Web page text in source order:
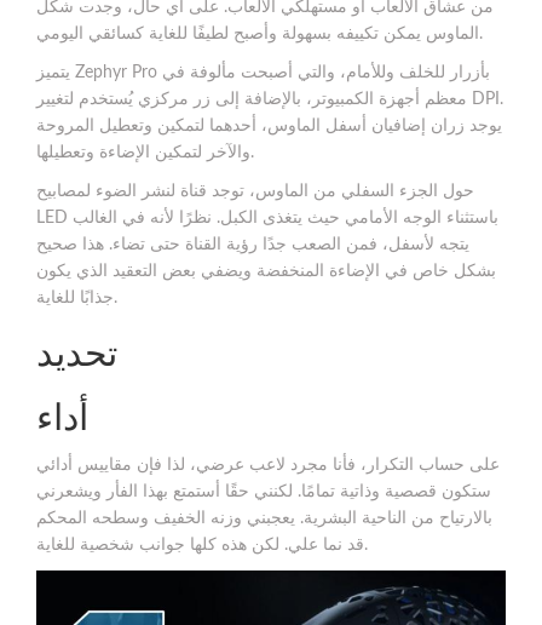
من عشاق الألعاب أو مستهلكي الألعاب. على أي حال، وجدت شكل
الماوس يمكن تكييفه بسهولة وأصبح لطيفًا للغاية كسائقي اليومي.
يتميز Zephyr Pro بأزرار للخلف وللأمام، والتي أصبحت مألوفة في
معظم أجهزة الكمبيوتر، بالإضافة إلى زر مركزي يُستخدم لتغيير DPI.
يوجد زران إضافيان أسفل الماوس، أحدهما لتمكين وتعطيل المروحة
والآخر لتمكين الإضاءة وتعطيلها.
حول الجزء السفلي من الماوس، توجد قناة لنشر الضوء لمصابيح
LED باستثناء الوجه الأمامي حيث يتغذى الكبل. نظرًا لأنه في الغالب
يتجه لأسفل، فمن الصعب جدًا رؤية القناة حتى تضاء. هذا صحيح
بشكل خاص في الإضاءة المنخفضة ويضفي بعض التعقيد الذي يكون
جذابًا للغاية.
تحديد
أداء
على حساب التكرار، فأنا مجرد لاعب عرضي، لذا فإن مقاييس أدائي
ستكون قصصية وذاتية تمامًا. لكنني حقًا أستمتع بهذا الفأر ويشعرني
بالارتياح من الناحية البشرية. يعجبني وزنه الخفيف وسطحه المحكم
قد نما علي. لكن هذه كلها جوانب شخصية للغاية.